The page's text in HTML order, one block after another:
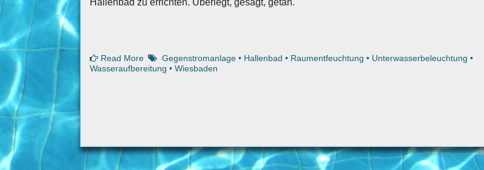
Hallenbad zu errichten. Überlegt, gesagt, getan.
Read More Gegenstromanlage • Hallenbad • Raumentfeuchtung • Unterwasserbeleuchtung •
Wasseraufbereitung • Wiesbaden